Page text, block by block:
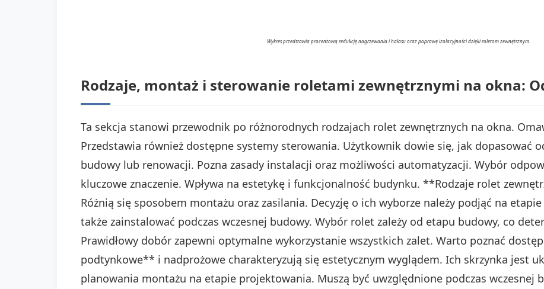
Wykres przedstawia procentową redukcję nagrzewania i hałasu oraz poprawę izolacyjności dzięki roletom zewnętrznym.
Rodzaje, montaż i sterowanie roletami zewnętrznymi na okna:
Ta sekcja stanowi przewodnik po różnorodnych rodzajach rolet zewnętrznych na okna.
Przedstawia również dostępne systemy sterowania. Użytkownik dowie się, jak dopasować
budowy lub renowacji. Pozna zasady instalacji oraz możliwości automatyzacji. Wybór
kluczowe znaczenie. Wpływa na estetykę i funkcjonalność budynku. **Rodzaje rolet
Różnią się sposobem montażu oraz zasilania. Decyzję o ich wyborze należy podjąć na
także zainstalować podczas wczesnej budowy. Wybór rolet zależy od etapu budowy, co
Prawidłowy dobór zapewni optymalne wykorzystanie wszystkich zalet. Warto poznać
podtynkowe** i nadprożowe charakteryzują się estetycznym wyglądem. Ich skrzynka jest
planowania montażu na etapie projektowania. Muszą być uwzględnione podczas wczesnej